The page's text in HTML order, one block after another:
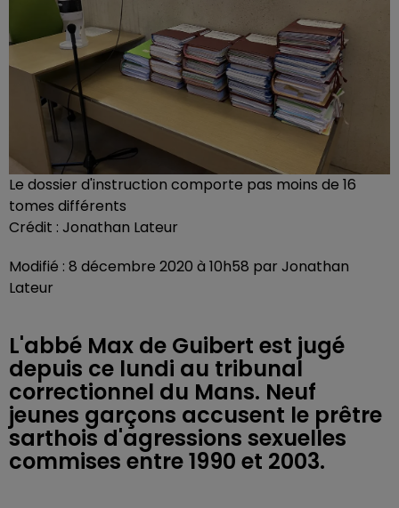
Le dossier d'instruction comporte pas moins de 16
tomes différents
Crédit : Jonathan Lateur
Modifié : 8 décembre 2020 à 10h58 par Jonathan
Lateur
L'abbé Max de Guibert est jugé
depuis ce lundi au tribunal
correctionnel du Mans. Neuf
jeunes garçons accusent le prêtre
sarthois d'agressions sexuelles
commises entre 1990 et 2003.